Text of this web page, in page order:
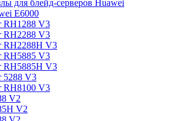
для блейд-серверов Huawei
E6000
RH1288 V3
RH2288 V3
RH2288H V3
RH5885 V3
RH5885H V3
5288 V3
RH8100 V3
V2
V2